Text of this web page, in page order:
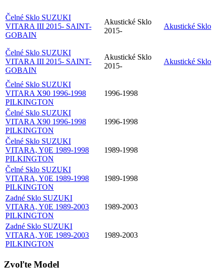
Čelné Sklo SUZUKI
VITARA III 2015- SAINT-
GOBAIN
Akustické Sklo
2015-
Akustické Sklo
Čelné Sklo SUZUKI
VITARA III 2015- SAINT-
GOBAIN
Akustické Sklo
2015-
Akustické Sklo
Čelné Sklo SUZUKI
VITARA X90 1996-1998
PILKINGTON
1996-1998
Čelné Sklo SUZUKI
VITARA X90 1996-1998
PILKINGTON
1996-1998
Čelné Sklo SUZUKI
VITARA, Y0E 1989-1998
PILKINGTON
1989-1998
Čelné Sklo SUZUKI
VITARA, Y0E 1989-1998
PILKINGTON
1989-1998
Zadné Sklo SUZUKI
VITARA, Y0E 1989-2003
PILKINGTON
1989-2003
Zadné Sklo SUZUKI
VITARA, Y0E 1989-2003
PILKINGTON
1989-2003
Zvoľte Model